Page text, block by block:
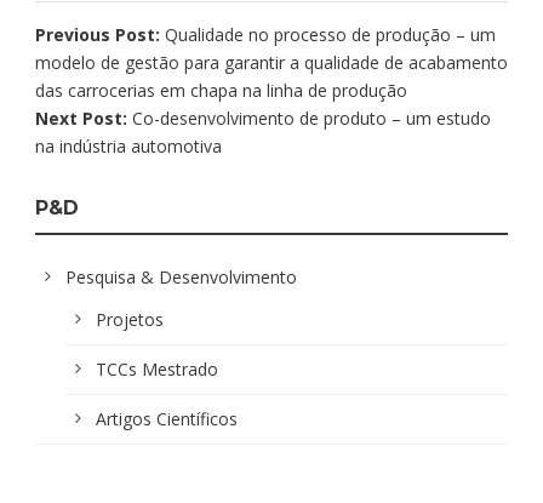
Previous Post: Qualidade no processo de produção – um
modelo de gestão para garantir a qualidade de acabamento
das carrocerias em chapa na linha de produção
Next Post: Co-desenvolvimento de produto – um estudo
na indústria automotiva
P&D
Pesquisa & Desenvolvimento
Projetos
TCCs Mestrado
Artigos Científicos